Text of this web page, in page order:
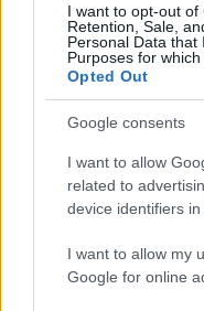
I want to opt-out of
Retention, Sale,
Personal Data that
Purposes for which
Opted Out
Google consents
I want to allow
related to
device identifiers in
I want to allow my
Google for online
Governo italiano
auto elettriche e
Francesca Lombardi · 7 Ago
NOTIZIE